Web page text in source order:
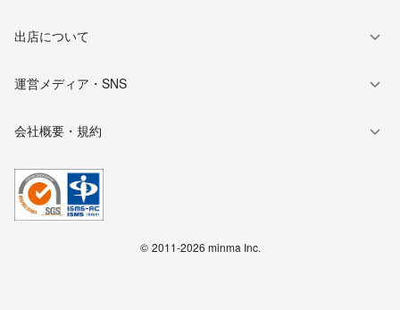
出店について
運営メディア・SNS
会社概要・規約
© 2011-2026 minma Inc.